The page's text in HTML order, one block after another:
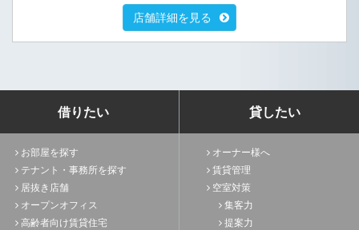
店舗詳細を見る
借りたい
お部屋を探す
テナント・事務所を探す
居抜き店舗
オープンオフィス
高齢者向け賃貸住宅
貸したい
オーナー様へ
賃貸管理
空室対策
集客力
提案力